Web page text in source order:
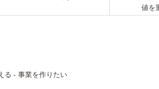
値を
る - 事業を作りたい